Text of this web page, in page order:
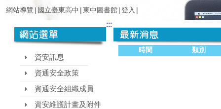
網站導覽 | 國立臺東高中 |東中圖書館|登入 |
資安訊息
資通安全政策
資通安全組織成員
資安維護計畫及附件
:::
時間 類別